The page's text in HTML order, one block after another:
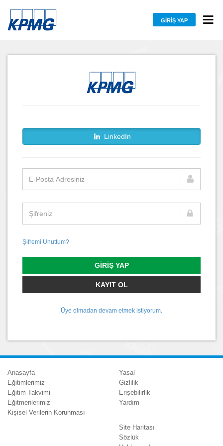
GIRIŞ YAP
LinkedIn
Şifremi Unuttum?
GIRIŞ YAP
KAYIT OL
Üye olmadan devam etmek istiyorum.
Anasayfa
Eğitimlerimiz
Eğitim Takvimi
Eğitmenlerimiz
Kişisel Verilerin Korunması
Yasal
Gizlilik
Erişebilirlik
Yardım
Site Haritası
Sözlük